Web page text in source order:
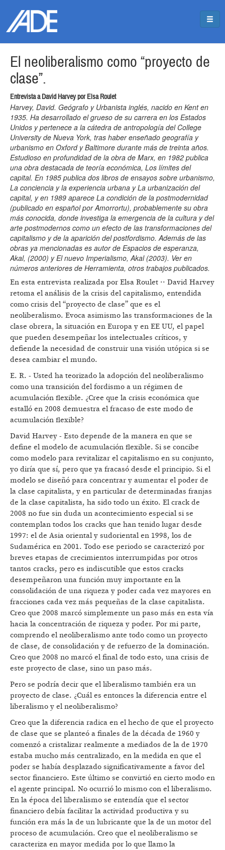
El neoliberalismo como “proyecto de
clase”.
Entrevista a David Harvey por Elsa Roulet
Harvey, David. Geógrafo y Urbanista inglés, nacido en Kent en
1935. Ha desarrollado el grueso de su carrera en los Estados
Unidos y pertenece a la cátedra de antropología del College
University de Nueva York, tras haber enseñado geografía y
urbanismo en Oxford y Baltimore durante más de treinta años.
Estudioso en profundidad de la obra de Marx, en 1982 publica
una obra destacada de teoría económica, Los límites del
capital. En 1985 publica dos libros de ensayos sobre urbanismo,
La conciencia y la experiencia urbana y La urbanización del
capital, y en 1989 aparece La condición de la postmodernidad
(publicado en español por Amorrortu), probablemente su obra
más conocida, donde investiga la emergencia de la cultura y del
arte postmodernos como un efecto de las transformaciones del
capitalismo y de la aparición del postfordismo. Además de las
obras ya mencionadas es autor de Espacios de esperanza,
Akal, (2000) y El nuevo Imperialismo, Akal (2003). Ver en
números anteriores de Herramienta, otros trabajos publicados.
En esta entrevista realizada por Elsa Roulet ·· David Harvey
retoma el análisis de la crisis del capitalismo, entendida
como crisis del “proyecto de clase” que es el
neoliberalismo. Evoca asimismo las transformaciones de la
clase obrera, la situación en Europa y en EE UU, el papel
que pueden desempeñar los intelectuales críticos, y
defiende la necesidad de construir una visión utópica si se
desea cambiar el mundo.
E. R. - Usted ha teorizado la adopción del neoliberalismo
como una transición del fordismo a un régimen de
acumulación flexible. ¿Cree que la crisis económica que
estalló en 2008 demuestra el fracaso de este modo de
acumulación flexible?
David Harvey - Esto depende de la manera en que se
define el modelo de acumulación flexible. Si se concibe
como modelo para revitalizar el capitalismo en su conjunto,
yo diría que sí, pero que ya fracasó desde el principio. Si el
modelo se diseñó para concentrar y aumentar el poder de
la clase capitalista, y en particular de determinadas franjas
de la clase capitalista, ha sido todo un éxito. El crack de
2008 no fue sin duda un acontecimiento especial si se
contemplan todos los cracks que han tenido lugar desde
1997: el de Asia oriental y sudoriental en 1998, los de
Sudamérica en 2001. Todo ese periodo se caracterizó por
breves etapas de crecimientos interrumpidas por otros
tantos cracks, pero es indiscutible que estos cracks
desempeñaron una función muy importante en la
consolidación de una riqueza y poder cada vez mayores en
fracciones cada vez más pequeñas de la clase capitalista.
Creo que 2008 marcó simplemente un paso más en esta vía
hacia la concentración de riqueza y poder. Por mi parte,
comprendo el neoliberalismo ante todo como un proyecto
de clase, de consolidación y de refuerzo de la dominación.
Creo que 2008 no marcó el final de todo esto, una crisis de
este proyecto de clase, sino un paso más.
Pero se podría decir que el liberalismo también era un
proyecto de clase. ¿Cuál es entonces la diferencia entre el
liberalismo y el neoliberalismo?
Creo que la diferencia radica en el hecho de que el proyecto
de clase que se planteó a finales de la década de 1960 y
comenzó a cristalizar realmente a mediados de la de 1970
estaba mucho más centralizado, en la medida en que el
poder se había desplazado significativamente a favor del
sector financiero. Este último se convirtió en cierto modo en
el agente principal. No ocurrió lo mismo con el liberalismo.
En la época del liberalismo se entendía que el sector
financiero debía facilitar la actividad productiva y su
función era más la de un lubricante que la de un motor del
proceso de acumulación. Creo que el neoliberalismo se
caracteriza en mayor medida por lo que llamo la